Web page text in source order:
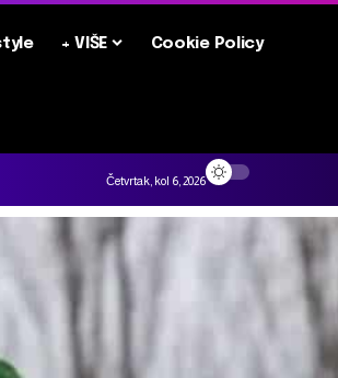
+ VIŠE Cookie Policy
Četvrtak, kol 6, 2026